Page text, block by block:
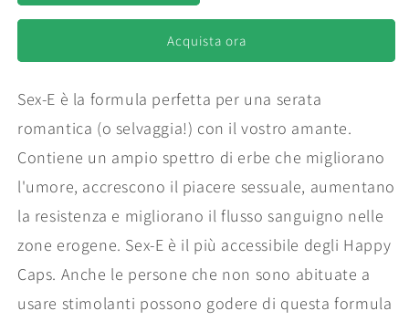
Sex-
(10
Sex-
(10
Acquista ora
Sex-E è la formula perfetta per una serata
romantica (o selvaggia!) con il vostro amante.
Contiene un ampio spettro di erbe che migliorano
l'umore, accrescono il piacere sessuale, aumentano
la resistenza e migliorano il flusso sanguigno nelle
zone erogene. Sex-E è il più accessibile degli Happy
Caps. Anche le persone che non sono abituate a
usare stimolanti possono godere di questa formula